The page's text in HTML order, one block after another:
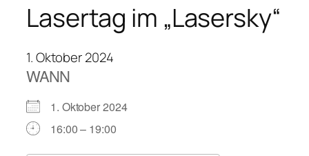
Lasertag im „Lasersky“
1. Oktober 2024
WANN
1. Oktober 2024
16:00 – 19:00